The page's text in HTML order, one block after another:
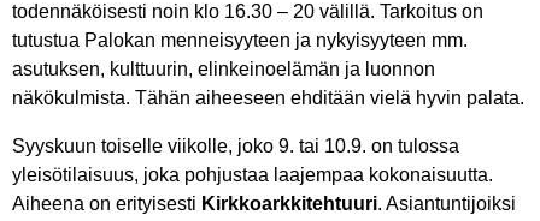
todennäköisesti noin klo 16.30 – 20 välillä. Tarkoitus on
tutustua Palokan menneisyyteen ja nykyisyyteen mm.
asutuksen, kulttuurin, elinkeinoelämän ja luonnon
näkökulmista. Tähän aiheeseen ehditään vielä hyvin palata.
Syyskuun toiselle viikolle, joko 9. tai 10.9. on tulossa
yleisötilaisuus, joka pohjustaa laajempaa kokonaisuutta.
Aiheena on erityisesti Kirkkoarkkitehtuuri. Asiantuntijoiksi